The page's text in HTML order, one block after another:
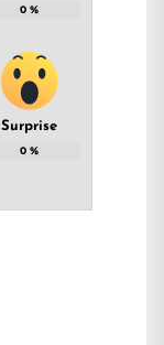
0 %
Surprise
0 %